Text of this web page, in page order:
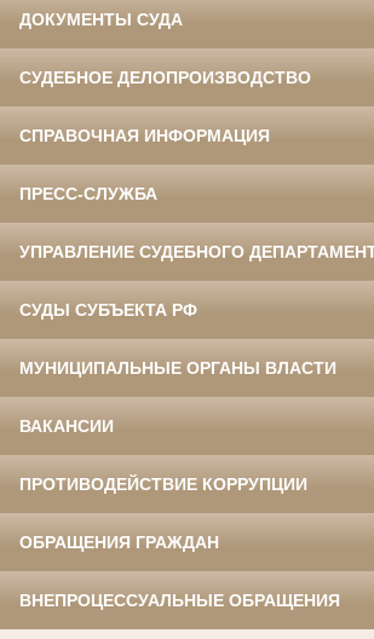
ДОКУМЕНТЫ СУДА
СУДЕБНОЕ ДЕЛОПРОИЗВОДСТВО
СПРАВОЧНАЯ ИНФОРМАЦИЯ
ПРЕСС-СЛУЖБА
УПРАВЛЕНИЕ СУДЕБНОГО
СУДЫ СУБЪЕКТА РФ
МУНИЦИПАЛЬНЫЕ ОРГАНЫ ВЛАСТИ
ВАКАНСИИ
ПРОТИВОДЕЙСТВИЕ КОРРУПЦИИ
ОБРАЩЕНИЯ ГРАЖДАН
ВНЕПРОЦЕССУАЛЬНЫЕ ОБРАЩЕНИЯ